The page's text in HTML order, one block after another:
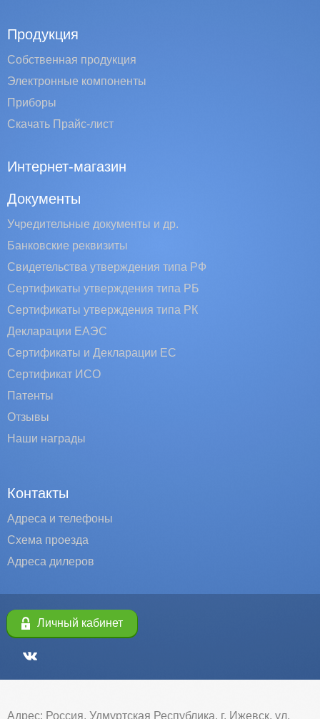
Продукция
Собственная продукция
Электронные компоненты
Приборы
Скачать Прайс-лист
Интернет-магазин
Документы
Учредительные документы и др.
Банковские реквизиты
Свидетельства утверждения типа РФ
Сертификаты утверждения типа РБ
Сертификаты утверждения типа РК
Декларации ЕАЭС
Сертификаты и Декларации EC
Сертификат ИСО
Патенты
Отзывы
Наши награды
Контакты
Адреса и телефоны
Схема проезда
Адреса дилеров
Личный кабинет
Адрес: Россия, Удмуртская Республика, г. Ижевск, ул.